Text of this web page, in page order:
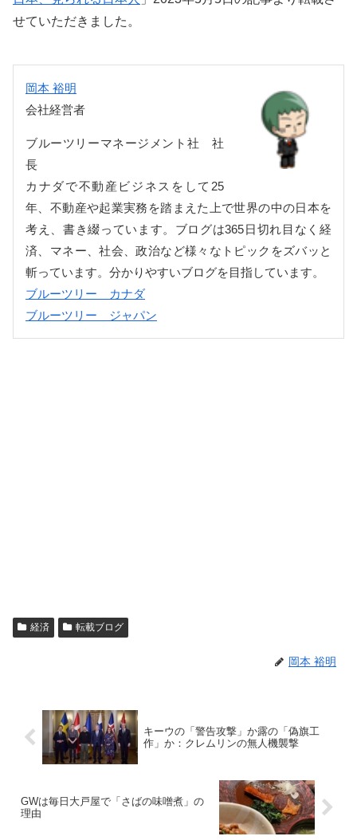
せていただきました。
岡本 裕明
会社経営者
ブルーツリーマネージメント社 社
長
カナダで不動産ビジネスをして25
年、不動産や起業実務を踏まえた上で世界の中の日本を
考え、書き綴っています。ブログは365日切れ目なく経
済、マネー、社会、政治など様々なトピックをズバッと
斬っています。分かりやすいブログを目指しています。
ブルーツリー カナダ
ブルーツリー ジャパン
経済 転載ブログ
岡本 裕明
キーウの「警告攻撃」か露の「偽旗工
作」か：クレムリンの無人機襲撃
GWは毎日大戸屋で「さばの味噌煮」の
理由